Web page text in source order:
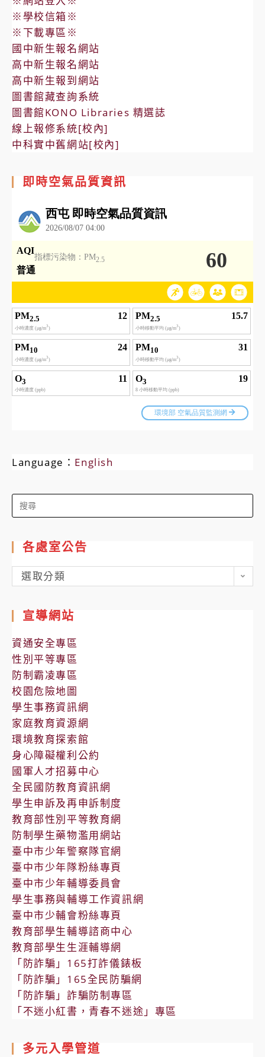
※學校信箱※
※下載專區※
國中新生報名網站
高中新生報名網站
高中新生報到網站
圖書館藏查詢系統
圖書館KONO Libraries 精選誌
線上報修系統[校內]
中科實中舊網站[校內]
即時空氣品質資訊
Language： English
Search
for:
各處室公告
各
處
公
告
選取分類
宣導網站
資通安全專區
性別平等專區
防制霸凌專區
校園危險地圖
學生事務資訊網
家庭教育資源網
環境教育探索館
身心障礙權利公約
國軍人才招募中心
全民國防教育資訊網
學生申訴及再申訴制度
教育部性別平等教育網
防制學生藥物濫用網站
臺中市少年警察隊官網
臺中市少年隊粉絲專頁
臺中市少年輔導委員會
學生事務與輔導工作資訊網
臺中市少輔會粉絲專頁
教育部學生輔導諮商中心
教育部學生生涯輔導網
「防詐騙」165打詐儀錶板
「防詐騙」165全民防騙網
「防詐騙」詐騙防制專區
「不迷小紅書，青春不迷途」專區
多元入學管道